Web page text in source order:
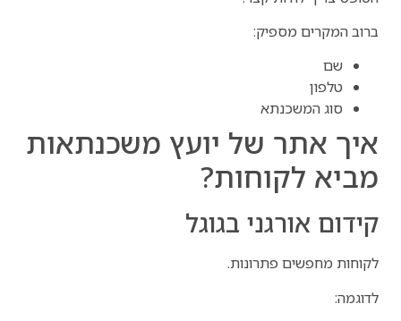
ברוב המקרים מספיק:
שם
טלפון
סוג המשכנתא
איך אתר של יועץ משכנתאות
מביא לקוחות?
קידום אורגני בגוגל
לקוחות מחפשים פתרונות.
לדוגמה: